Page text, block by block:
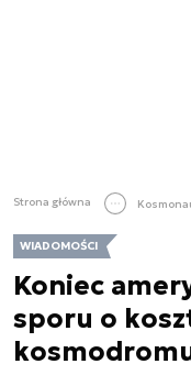
Strona główna
WIADOMOŚCI
Koniec
sporu o